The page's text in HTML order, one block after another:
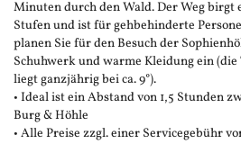
Minuten durch den Wald. Der Weg birgt
Stufen und ist für gehbehinderte
planen Sie für den Besuch der
Schuhwerk und warme Kleidung ein
liegt ganzjährig bei ca. 9°).
• Ideal ist ein Abstand von 1,5 Stunden
Burg & Höhle
• Alle Preise zzgl. einer Servicegebühr